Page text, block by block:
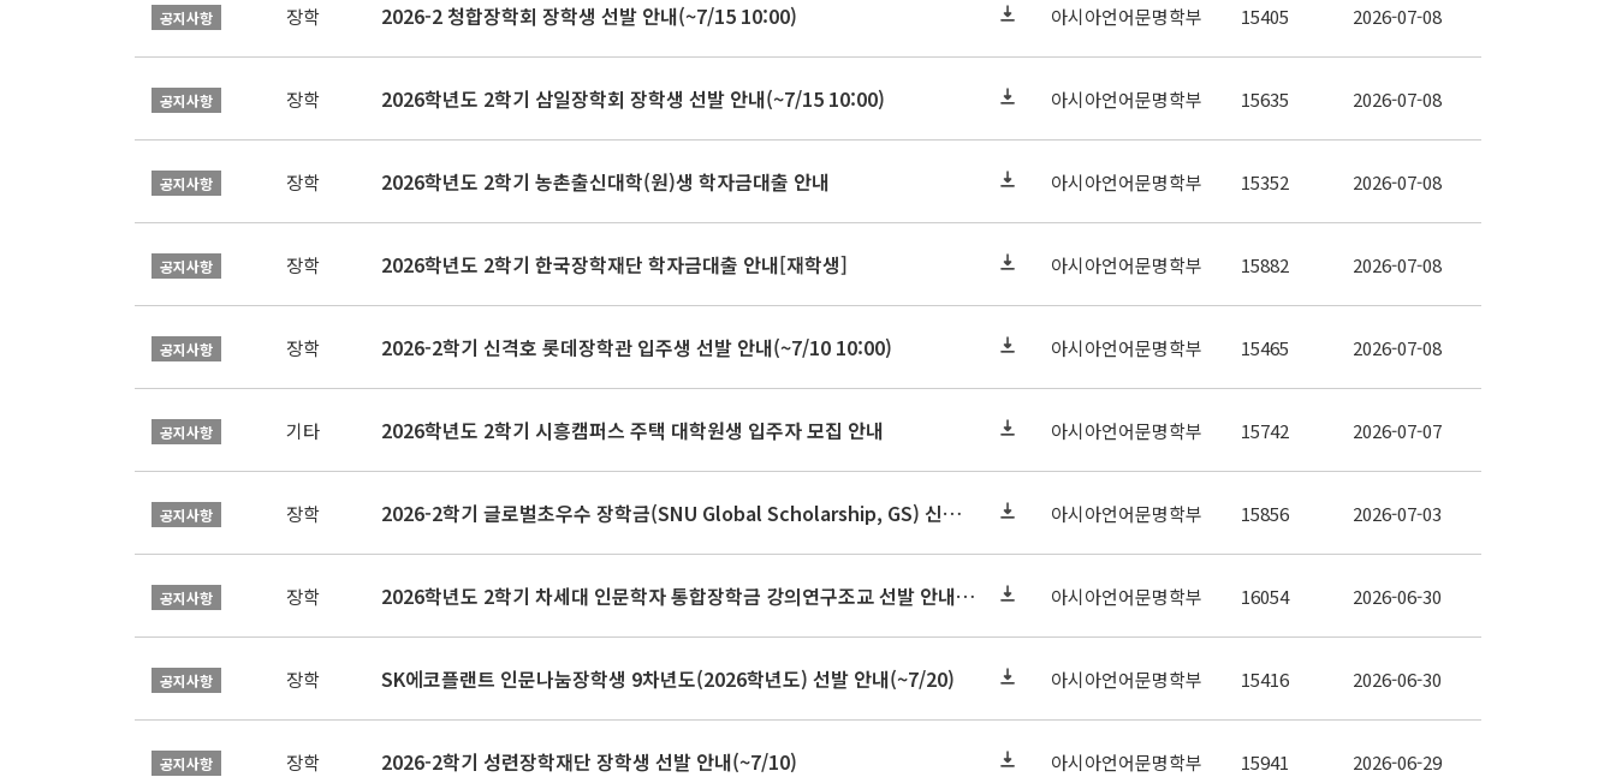
공지사항 장학 2026-2 청합장학회 장학생 선발 안내(~7/15 10:00) 아시아언어문명학부 15405 2026-07-08
공지사항 장학 2026학년도 2학기 삼일장학회 장학생 선발 안내(~7/15 10:00) 아시아언어문명학부 15635 2026-07-08
공지사항 장학 2026학년도 2학기 농촌출신대학(원)생 학자금대출 안내 아시아언어문명학부 15352 2026-07-08
공지사항 장학 2026학년도 2학기 한국장학재단 학자금대출 안내[재학생] 아시아언어문명학부 15882 2026-07-08
공지사항 장학 2026-2학기 신격호 롯데장학관 입주생 선발 안내(~7/10 10:00) 아시아언어문명학부 15465 2026-07-08
공지사항 기타 2026학년도 2학기 시흥캠퍼스 주택 대학원생 입주자 모집 안내 아시아언어문명학부 15742 2026-07-07
공지사항 장학 2026-2학기 글로벌초우수 장학금(SNU Global Scholarship, GS) 신청 안내(~7/12 23:00) 아시아언어문명학부 15856 2026-07-03
공지사항 장학 2026학년도 2학기 차세대 인문학자 통합장학금 강의연구조교 선발 안내(~7/8) 아시아언어문명학부 16054 2026-06-30
공지사항 장학 SK에코플랜트 인문나눔장학생 9차년도(2026학년도) 선발 안내(~7/20) 아시아언어문명학부 15416 2026-06-30
공지사항 장학 2026-2학기 성련장학재단 장학생 선발 안내(~7/10) 아시아언어문명학부 15941 2026-06-29